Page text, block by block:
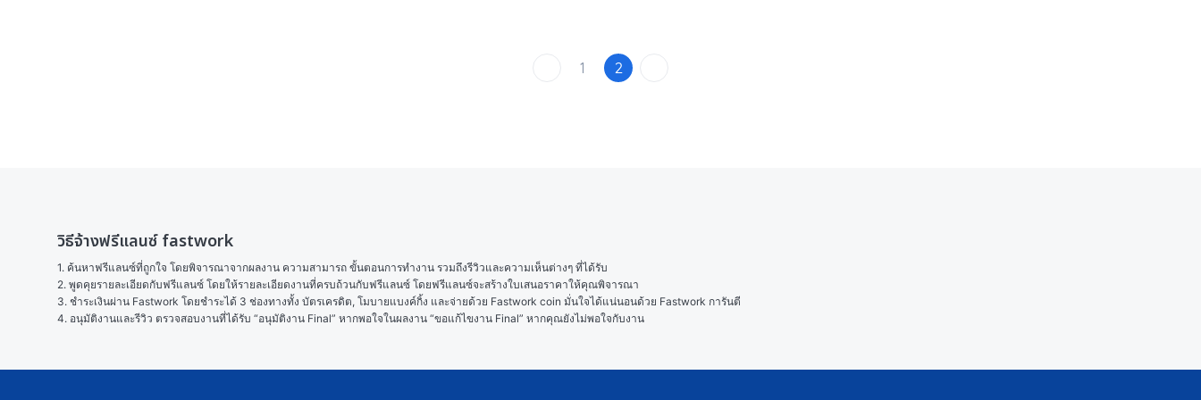
1 2
วิธีจ้างฟรีแลนซ์ fastwork
1. ค้นหาฟรีแลนซ์ที่ถูกใจ โดยพิจารณาจากผลงาน ความสามารถ ขั้นตอนการทำงาน รวมถึงรีวิวและความเห็นต่างๆ ที่ได้รับ
2. พูดคุยรายละเอียดกับฟรีแลนซ์ โดยให้รายละเอียดงานที่ครบถ้วนกับฟรีแลนซ์ โดยฟรีแลนซ์จะสร้างใบเสนอราคาให้คุณพิจารณา
3. ชำระเงินผ่าน Fastwork โดยชำระได้ 3 ช่องทางทั้ง บัตรเครดิต, โมบายแบงค์กิ้ง และจ่ายด้วย Fastwork coin มั่นใจได้แน่นอนด้วย Fastwork การันตี
4. อนุมัติงานและรีวิว ตรวจสอบงานที่ได้รับ “อนุมัติงาน Final” หากพอใจในผลงาน “ขอแก้ไขงาน Final” หากคุณยังไม่พอใจกับงาน